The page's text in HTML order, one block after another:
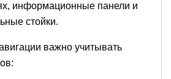
информационные панели и
стойки.
важно учитывать